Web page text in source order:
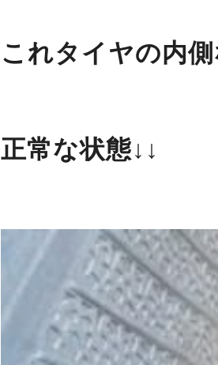
これタイヤの内
正常な状態↓↓